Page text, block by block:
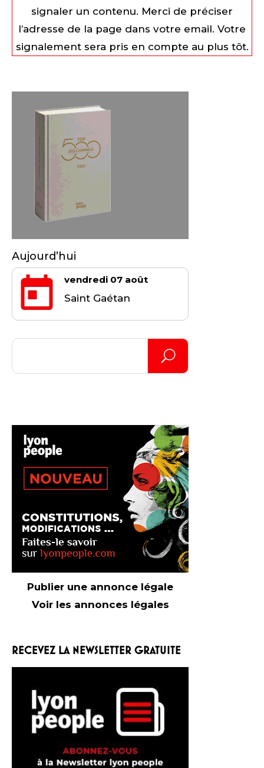
signaler un contenu. Merci de préciser
l’adresse de la page dans votre email. Votre
signalement sera pris en compte au plus tôt.
Aujourd’hui
vendredi 07 août
Saint Gaétan
Publier une annonce légale
Voir les annonces légales
RECEVEZ LA NEWSLETTER GRATUITE